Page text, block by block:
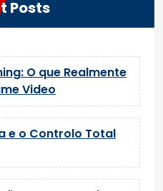
Posts
O que Realmente
Video
e o Controlo Total